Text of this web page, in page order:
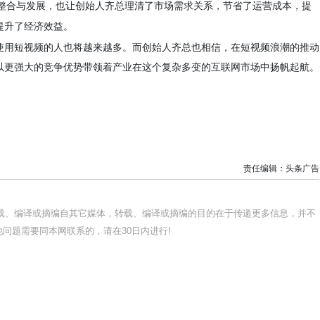
合与发展，也让创始人齐总理清了市场需求关系，节省了运营成本，提
了经济效益。
短视频的人也将越来越多。而创始人齐总也相信，在短视频浪潮的推动
强大的竞争优势带领着产业在这个复杂多变的互联网市场中扬帆起航。
责任编辑：头条广告
编译或摘编自其它媒体，转载、编译或摘编的目的在于传递更多信息，并不
题需要同本网联系的，请在30日内进行!